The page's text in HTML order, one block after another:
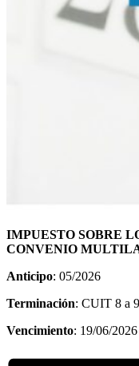
IMPUESTO SOBRE
CONVENIO
Anticipo: 05/2026
Terminación: CUIT 8 a 9
Vencimiento: 19/06/2026